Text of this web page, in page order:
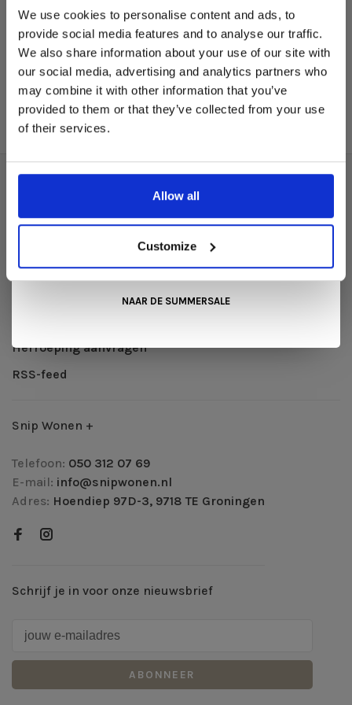
We use cookies to personalise content and ads, to
provide social media features and to analyse our traffic.
We also share information about your use of our site with
our social media, advertising and analytics partners who
may combine it with other information that you’ve
provided to them or that they’ve collected from your use
of their services.
Allow all
Customize
Mineral Large – Sand |
Røros Tweed Plaid
€239,00
Algemene voorwaarden
Betaalmethoden
Verzenden & retourneren
Herroeping aanvragen
RSS-feed
Snip Wonen +
Telefoon: 050 312 07 69
E-mail: info@snipwonen.nl
Adres: Hoendiep 97D-3, 9718 TE Groningen
Schrijf je in voor onze nieuwsbrief
ABONNEER
In onze showroom vind je een uitgebreide selectie
designmeubelen van gerenommeerde Nederlandse en Europese
merken. Onder andere showroommodellen vanHarvink ,
Gelderland,Swedese,Sculptures JeuxenArtisanzijn nu extra
voordelig verkrijgbaar. Profiteer van unieke aanbiedingen zolang
de voorraad strekt!
Liever nieuw bestellen? Ook dan krijgt u een vriendelijke
designmeubel geheel naar wens samen te stellen, met de
mag verwachten.
Kom langs in onze showroom, doe inspiratie op en ontdek de
mooiste aanbiedingen tijdens de
Summer Sale van Snip
. De koffie of thee staat voor je klaar!
NAAR DE SUMMERSALE